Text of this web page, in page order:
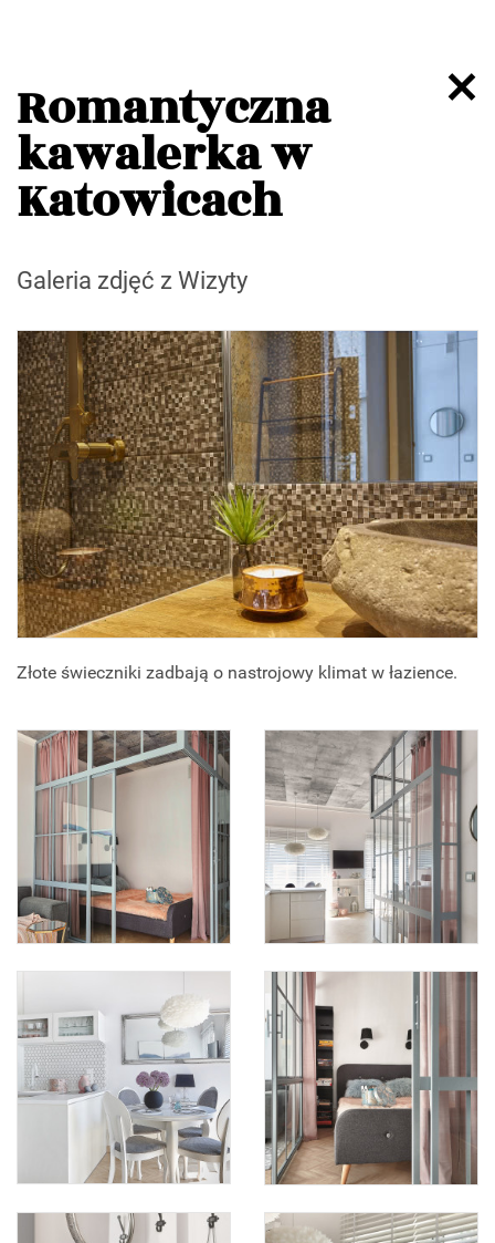
Romantyczna
kawalerka w
Katowicach
Galeria zdjęć z Wizyty
Złote świeczniki zadbają o nastrojowy klimat w łazience.